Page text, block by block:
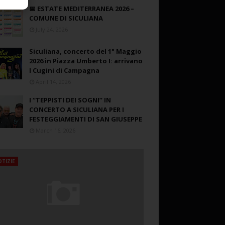
📅 ESTATE MEDITERRANEA 2026 –
COMUNE DI SICULIANA
Siculiana, concerto del 1° Maggio
2026 in Piazza Umberto I: arrivano
I Cugini di Campagna
I “TEPPISTI DEI SOGNI” IN
CONCERTO A SICULIANA PER I
FESTEGGIAMENTI DI SAN GIUSEPPE